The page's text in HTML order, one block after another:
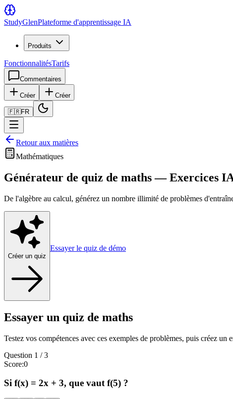
StudyGlenPlateforme d'apprentissage IA
Produits
FonctionnalitésTarifs
Commentaires
Créer Créer
🇫🇷FR
Retour aux matières
Mathématiques
Générateur de quiz de maths — Exercices
De l'algèbre au calcul, générez un nombre illimité de problèmes
Créer un quiz
Essayer le quiz de démo
Essayer un quiz de maths
Testez vos compétences avec ces exemples de problèmes, puis créez
Question 1 /3
Score:0
Si f(x) = 2x + 3, que vaut f(5) ?